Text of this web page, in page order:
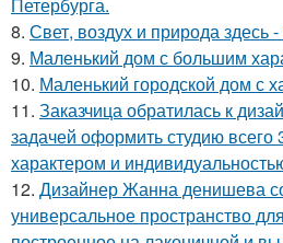
8. Свет, воздух и природа здесь
9. Маленький дом с большим
10. Маленький городской дом с
11. Заказчица обратилась к
задачей оформить студию всего
характером и
12. Дизайнер Жанна денишева
универсальное пространство